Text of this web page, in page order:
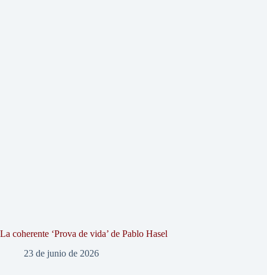
La coherente ‘Prova de vida’ de Pablo Hasel
23 de junio de 2026